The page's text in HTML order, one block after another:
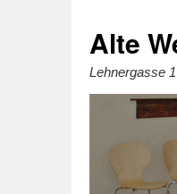
Alte
Lehnergasse